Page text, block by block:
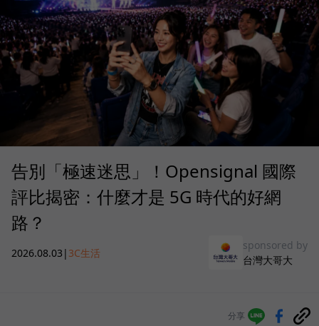
告別「極速迷思」！Opensignal 國際
評比揭密：什麼才是 5G 時代的好網
路？
2026.08.03 | 3C生活
sponsored by
台灣大哥大
分享